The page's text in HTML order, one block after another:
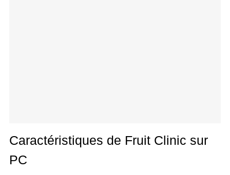
Caractéristiques de Fruit Clinic sur
PC